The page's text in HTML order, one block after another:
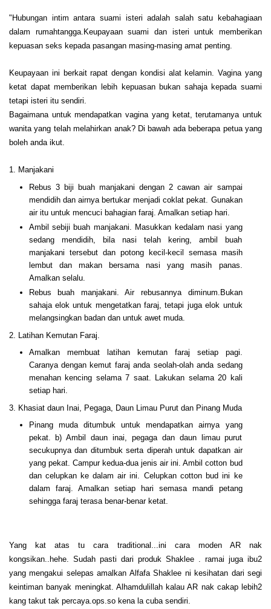
"Hubungan intim antara suami isteri adalah salah satu kebahagiaan
dalam rumahtangga.Keupayaan suami dan isteri untuk memberikan
kepuasan seks kepada pasangan masing-masing amat penting.
Keupayaan ini berkait rapat dengan kondisi alat kelamin. Vagina yang
ketat dapat memberikan lebih kepuasan bukan sahaja kepada suami
tetapi isteri itu sendiri.
Bagaimana untuk mendapatkan vagina yang ketat, terutamanya untuk
wanita yang telah melahirkan anak? Di bawah ada beberapa petua yang
boleh anda ikut.
1. Manjakani
Rebus 3 biji buah manjakani dengan 2 cawan air sampai
mendidih dan airnya bertukar menjadi coklat pekat. Gunakan
air itu untuk mencuci bahagian faraj. Amalkan setiap hari.
Ambil sebiji buah manjakani. Masukkan kedalam nasi yang
sedang mendidih, bila nasi telah kering, ambil buah
manjakani tersebut dan potong kecil-kecil semasa masih
lembut dan makan bersama nasi yang masih panas.
Amalkan selalu.
Rebus buah manjakani. Air rebusannya diminum.Bukan
sahaja elok untuk mengetatkan faraj, tetapi juga elok untuk
melangsingkan badan dan untuk awet muda.
2. Latihan Kemutan Faraj.
Amalkan membuat latihan kemutan faraj setiap pagi.
Caranya dengan kemut faraj anda seolah-olah anda sedang
menahan kencing selama 7 saat. Lakukan selama 20 kali
setiap hari.
3. Khasiat daun Inai, Pegaga, Daun Limau Purut dan Pinang Muda
Pinang muda ditumbuk untuk mendapatkan airnya yang
pekat. b) Ambil daun inai, pegaga dan daun limau purut
secukupnya dan ditumbuk serta diperah untuk dapatkan air
yang pekat. Campur kedua-dua jenis air ini.Ambil cotton bud
dan celupkan ke dalam air ini. Celupkan cotton bud ini ke
dalam faraj. Amalkan setiap hari semasa mandi petang
sehingga faraj terasa benar-benar ketat.
Yang kat atas tu cara traditional...ini cara moden AR nak
kongsikan..hehe. Sudah pasti dari produk Shaklee . ramai juga ibu2
yang mengakui selepas amalkan Alfafa Shaklee ni kesihatan dari segi
keintiman banyak meningkat. Alhamdulillah kalau AR nak cakap lebih2
kang takut tak percaya.ops.so kena la cuba sendiri.